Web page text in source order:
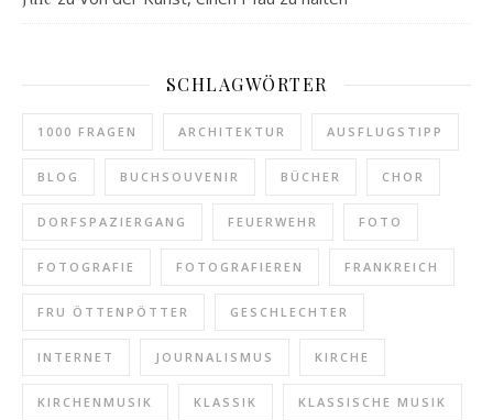
SCHLAGWÖRTER
1000 FRAGEN ARCHITEKTUR AUSFLUGSTIPP
BLOG BUCHSOUVENIR BÜCHER CHOR
DORFSPAZIERGANG FEUERWEHR FOTO
FOTOGRAFIE FOTOGRAFIEREN FRANKREICH
FRU ÖTTENPÖTTER GESCHLECHTER
INTERNET JOURNALISMUS KIRCHE
KIRCHENMUSIK KLASSIK KLASSISCHE MUSIK